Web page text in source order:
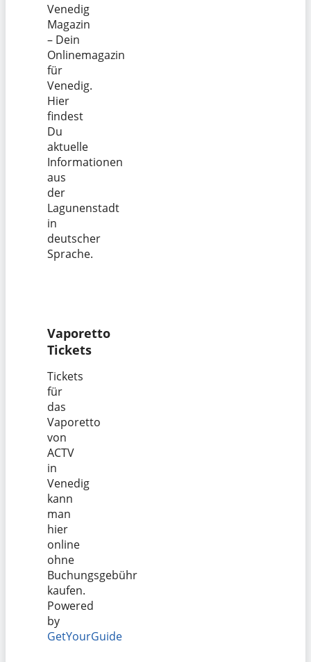
Venedig
Magazin
– Dein
Onlinemagazin
für
Venedig.
Hier
findest
Du
aktuelle
Informationen
aus
der
Lagunenstadt
in
deutscher
Sprache.
Vaporetto
Tickets
Tickets
für
das
Vaporetto
von
ACTV
in
Venedig
kann
man
hier
online
ohne
Buchungsgebühr
kaufen.
Powered
by
GetYourGuide